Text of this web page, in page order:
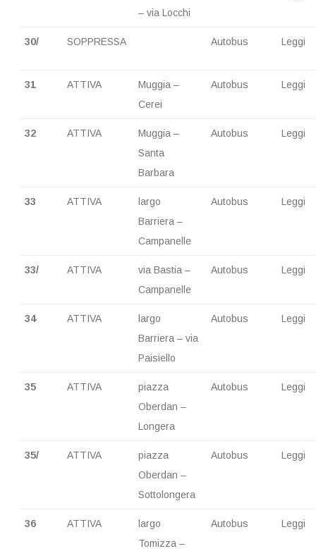
– via Locchi
30/ SOPPRESSA Autobus Leggi
31 ATTIVA
Muggia –
Cerei
Autobus Leggi
32 ATTIVA
Muggia –
Santa
Barbara
Autobus Leggi
33 ATTIVA
largo
Barriera –
Campanelle
Autobus Leggi
33/ ATTIVA
via Bastia –
Campanelle
Autobus Leggi
34 ATTIVA
largo
Barriera – via
Paisiello
Autobus Leggi
35 ATTIVA
piazza
Oberdan –
Longera
Autobus Leggi
35/ ATTIVA
piazza
Oberdan –
Sottolongera
Autobus Leggi
36 ATTIVA
largo
Tomizza –
Autobus Leggi